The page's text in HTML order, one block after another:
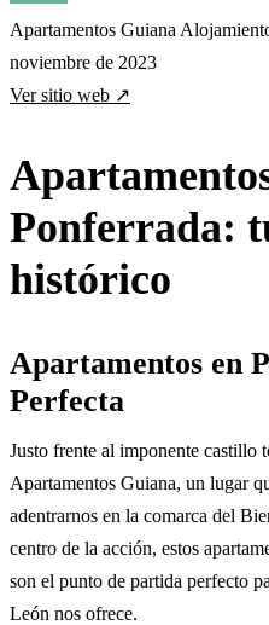
Apartamentos Guiana
noviembre de 2023
Ver sitio web ↗
Ponferrada:
histórico
Apartamentos en
Perfecta
Justo frente al imponente castillo
Apartamentos Guiana, un lugar
adentrarnos en la comarca del
centro de la acción, estos
son el punto de partida perfecto
León nos ofrece.